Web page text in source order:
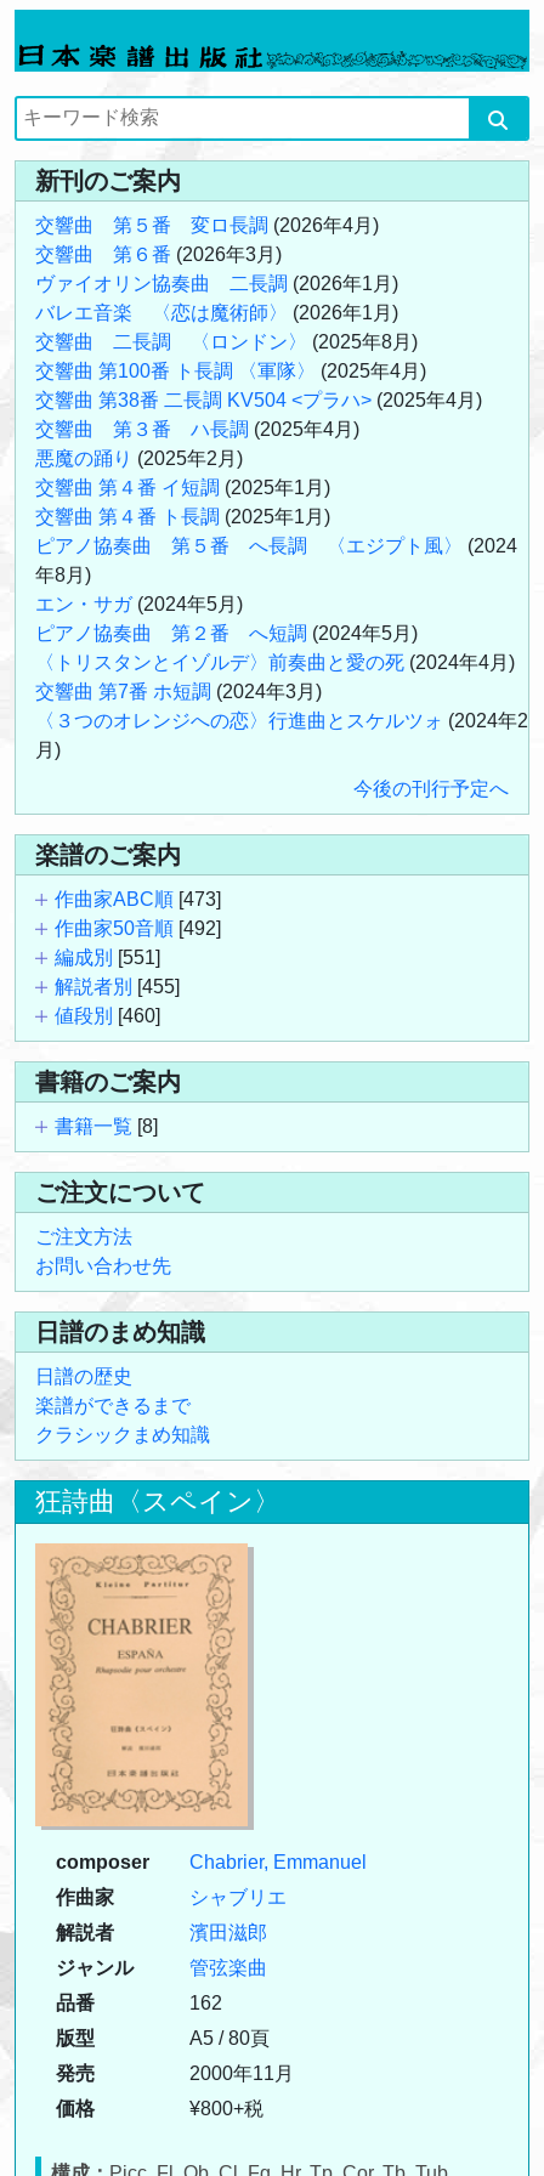
新刊のご案内
交響曲 第５番 変ロ長調 (2026年4月)
交響曲 第６番 (2026年3月)
ヴァイオリン協奏曲 二長調 (2026年1月)
バレエ音楽 〈恋は魔術師〉
(2026年1月)
交響曲 二長調 〈ロンドン〉
(2025年8月)
交響曲 第100番 ト長調 〈軍隊〉
(2025年4月)
交響曲 第38番 二長調 KV504 <プラハ> (2025年4月)
交響曲 第３番 ハ長調 (2025年4月)
悪魔の踊り (2025年2月)
交響曲 第４番 イ短調 (2025年1月)
交響曲 第４番 ト長調 (2025年1月)
ピアノ協奏曲 第５番 へ長調 〈エジプト風〉
(2024
年8月)
エン・サガ(2024年5月)
ピアノ協奏曲 第２番 へ短調 (2024年5月)
〈トリスタンとイゾルデ〉前奏曲と愛の死 (2024年4月)
交響曲 第7番 ホ短調 (2024年3月)
〈３つのオレンジへの恋〉行進曲とスケルツォ (2024年2
月)
今後の刊行予定へ
楽譜のご案内
作曲家ABC順 [473]
作曲家50音順 [492]
編成別 [551]
解説者別 [455]
値段別 [460]
書籍のご案内
書籍一覧 [8]
ご注文について
ご注文方法
お問い合わせ先
日譜のまめ知識
日譜の歴史
楽譜ができるまで
クラシックまめ知識
狂詩曲〈スペイン〉
composer
Chabrier, Emmanuel
作曲家
シャブリエ
解説者
濱田滋郎
ジャンル
管弦楽曲
品番
162
版型
A5 / 80頁
発売
2000年11月
価格
¥800+税